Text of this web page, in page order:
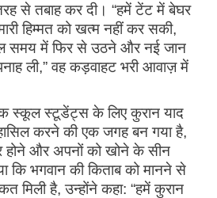
से तबाह कर दी। “हमें टेंट में बेघर
हिम्मत को खत्म नहीं कर सकी,
समय में फिर से उठने और नई जान
ली,” वह कड़वाहट भरी आवाज़ में
स्कूल स्टूडेंट्स के लिए कुरान याद
करने की एक जगह बन गया है,
होने और अपनों को खोने के सीन
कि भगवान की किताब को मानने से
मिली है, उन्होंने कहा: “हमें कुरान